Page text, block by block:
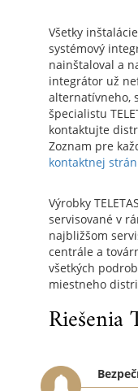
Všetky
systémový
nainštaloval a
integrátor už
alternatívneho,
špecialistu
kontaktujte
Zoznam pre
kontaktnej
Výrobky
servisované v
najbližšom
centrále a
všetkých
miestneho
Riešenia